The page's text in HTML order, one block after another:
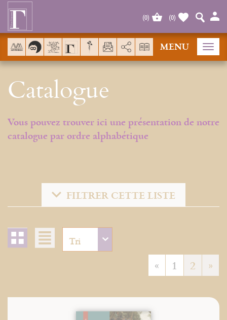
Catalogue
Vous pouvez trouver ici une présentation de notre
catalogue par ordre alphabétique
FILTRER CETTE LISTE
« 1 2 »
(0) (0)
MENU
AddThis is disabled. Allow
Cookies management panel